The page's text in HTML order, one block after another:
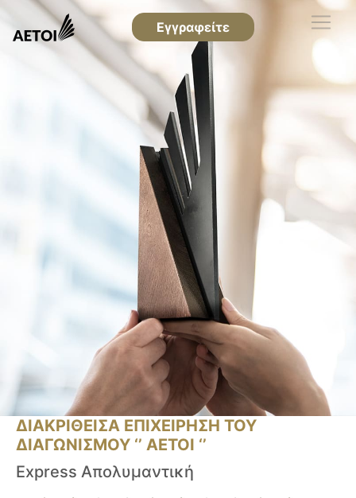
Εγγραφείτε
ΔΙΑΚΡΙΘΕΙΣΑ ΕΠΙΧΕΙΡΗΣΗ ΤΟΥ
ΔΙΑΓΩΝΙΣΜΟΥ ‘’ ΑΕΤΟΙ ‘’
Express Απολυμαντική